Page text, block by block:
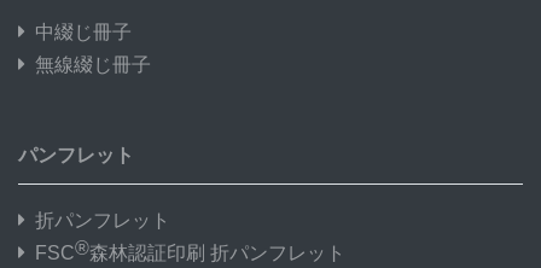
中綴じ冊子
無線綴じ冊子
パンフレット
折パンフレット
FSC®森林認証印刷 折パンフレット